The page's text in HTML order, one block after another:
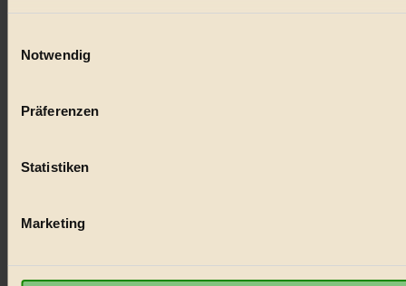
Ihr Gerät durch aktives Scannen nach bestimmten
Einzelheiten
BIORAMA.eu verwendet Cookies
Plattformen anzuzeigen, oder auch, um Werbung
Notwendig
Präferenzen
Statistiken
Marketing